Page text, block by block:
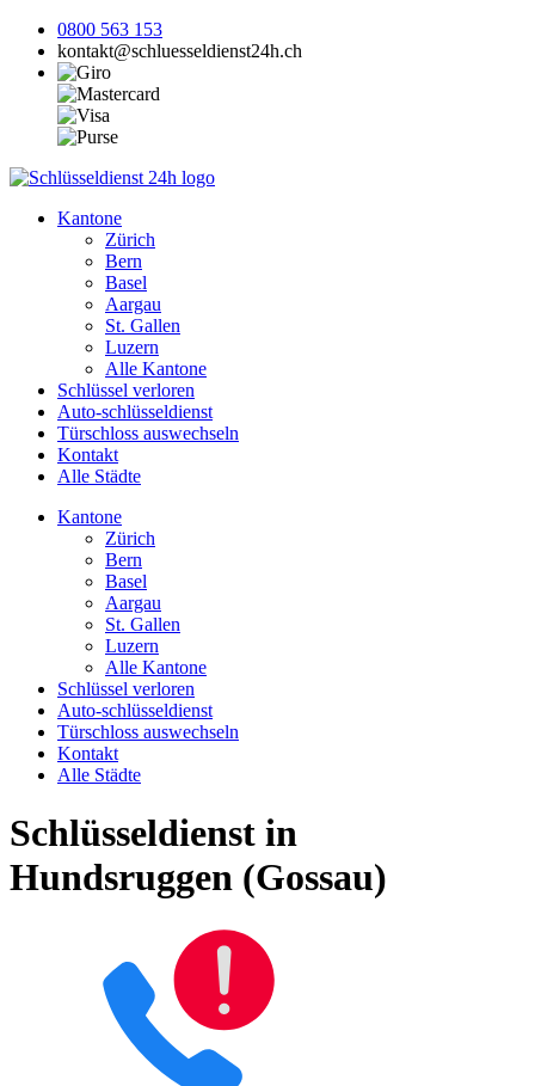
0800 563 153
kontakt@schluesseldienst24h.ch
Kantone
Zürich
Bern
Basel
Aargau
St. Gallen
Luzern
Alle Kantone
Schlüssel verloren
Auto-schlüsseldienst
Türschloss auswechseln
Kontakt
Alle Städte
Kantone
Zürich
Bern
Basel
Aargau
St. Gallen
Luzern
Alle Kantone
Schlüssel verloren
Auto-schlüsseldienst
Türschloss auswechseln
Kontakt
Alle Städte
Schlüsseldienst in
Hundsruggen (Gossau)